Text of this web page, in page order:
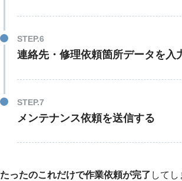
連絡先・修理依頼箇所データを入
メンテナンス依頼を送信する
たったのこれだけで作業依頼が完了 してし